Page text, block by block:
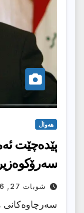
هەواڵ
پێده‌چێت
شوبات 27, 2026
سەرچاوەكانی